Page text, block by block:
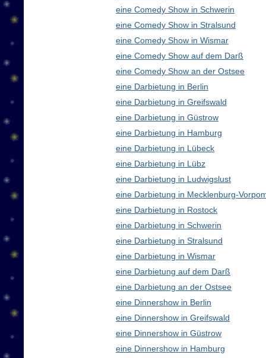
eine Comedy Show in Schwerin
eine Comedy Show in Stralsund
eine Comedy Show in Wismar
eine Comedy Show auf dem Darß
eine Comedy Show an der Ostsee
eine Darbietung in Berlin
eine Darbietung in Greifswald
eine Darbietung in Güstrow
eine Darbietung in Hamburg
eine Darbietung in Lübeck
eine Darbietung in Lübz
eine Darbietung in Ludwigslust
eine Darbietung in Mecklenburg-
eine Darbietung in Rostock
eine Darbietung in Schwerin
eine Darbietung in Stralsund
eine Darbietung in Wismar
eine Darbietung auf dem Darß
eine Darbietung an der Ostsee
eine Dinnershow in Berlin
eine Dinnershow in Greifswald
eine Dinnershow in Güstrow
eine Dinnershow in Hamburg